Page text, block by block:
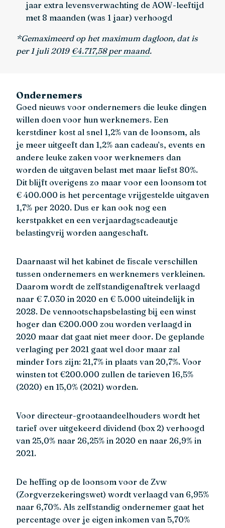
jaar extra levensverwachting de AOW-leeftijd
met 8 maanden (was 1 jaar) verhoogd
*Gemaximeerd op het maximum dagloon, dat is
per 1 juli 2019 €4.717,58 per maand.
Ondernemers
Goed nieuws voor ondernemers die leuke dingen
willen doen voor hun werknemers. Een
kerstdiner kost al snel 1,2% van de loonsom, als
je meer uitgeeft dan 1,2% aan cadeau’s, events en
andere leuke zaken voor werknemers dan
worden de uitgaven belast met maar liefst 80%.
Dit blijft overigens zo maar voor een loonsom tot
€ 400.000 is het percentage vrijgestelde uitgaven
1,7% per 2020. Dus er kan ook nog een
kerstpakket en een verjaardagscadeautje
belastingvrij worden aangeschaft.
Daarnaast wil het kabinet de fiscale verschillen
tussen ondernemers en werknemers verkleinen.
Daarom wordt de zelfstandigenaftrek verlaagd
naar € 7.030 in 2020 en € 5.000 uiteindelijk in
2028. De vennootschapsbelasting bij een winst
hoger dan €200.000 zou worden verlaagd in
2020 maar dat gaat niet meer door. De geplande
verlaging per 2021 gaat wel door maar zal
minder fors zijn: 21,7% in plaats van 20,7%. Voor
winsten tot €200.000 zullen de tarieven 16,5%
(2020) en 15,0% (2021) worden.
Voor directeur-grootaandeelhouders wordt het
tarief over uitgekeerd dividend (box 2) verhoogd
van 25,0% naar 26,25% in 2020 en naar 26,9% in
2021.
De heffing op de loonsom voor de Zvw
(Zorgverzekeringswet) wordt verlaagd van 6,95%
naar 6,70%. Als zelfstandig ondernemer gaat het
percentage over je eigen inkomen van 5,70%